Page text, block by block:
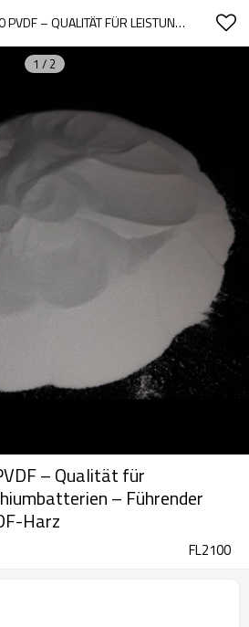
ZHEFLON®FL2100 PVDF – QUALITÄT FÜR LEISTUNGSSTARKE LITHIUMBATTERIEN – FÜHRENDER HERSTELLER VON PVDF-HARZ
1 / 2
– Qualität für
– Führender
Harz
FL2100